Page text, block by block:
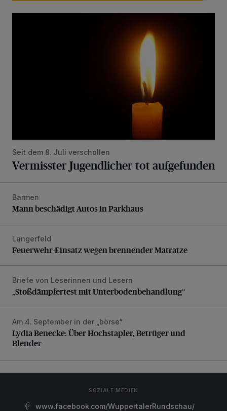
Seit dem 8. Juli verschollen
Vermisster Jugendlicher tot aufgefunden
Mann beschädigt Autos in Parkhaus
Barmen
Mann beschädigt Autos in Parkhaus
Feuerwehr-Einsatz wegen brennender Matratze
Langerfeld
Feuerwehr-Einsatz wegen brennender Matratze
„Stoßdämpfertest mit Unterbodenbehandlung“
Briefe von Leserinnen und Lesern
„Stoßdämpfertest mit Unterbodenbehandlung“
Lydia Benecke: Über Hochstapler, Betrüger und Blender
Am 4. September in der „börse“
Lydia Benecke: Über Hochstapler, Betrüger und
Blender
SOZIALE MEDIEN
www.facebook.com/WuppertalerRundschau/